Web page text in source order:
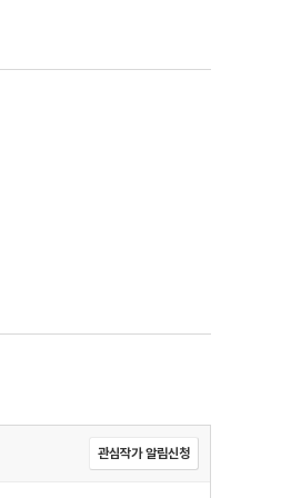
관심작가 알림신청